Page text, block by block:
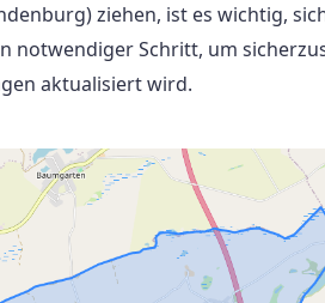
ziehen, ist es wichtig,
notwendiger Schritt, um
aktualisiert wird.